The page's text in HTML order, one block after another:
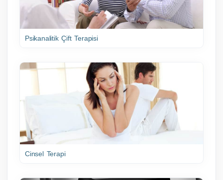
Psikanalitik Çift Terapisi
Cinsel Terapi